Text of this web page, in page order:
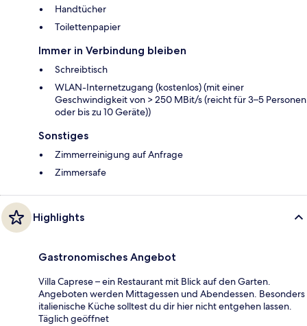
Handtücher
Toilettenpapier
Immer in Verbindung bleiben
Schreibtisch
WLAN-Internetzugang (kostenlos) (mit einer
Geschwindigkeit von > 250 MBit/s (reicht für 3–5 Personen
oder bis zu 10 Geräte))
Sonstiges
Zimmerreinigung auf Anfrage
Zimmersafe
Highlights
Gastronomisches Angebot
Villa Caprese – ein Restaurant mit Blick auf den Garten.
Angeboten werden Mittagessen und Abendessen. Besonders
italienische Küche solltest du dir hier nicht entgehen lassen.
Täglich geöffnet